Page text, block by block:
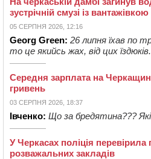
зустрічній смузі із вантажівкою
05 СЕРПНЯ 2026, 12:16
Georg Green: 26 липня їхав по
то це якийсь жах, від цих їздюків.
Середня зарплата на
гривень
03 СЕРПНЯ 2026, 18:37
Івченко: Що за бредятина???
У Черкасах поліція перевірила
розважальних закладів